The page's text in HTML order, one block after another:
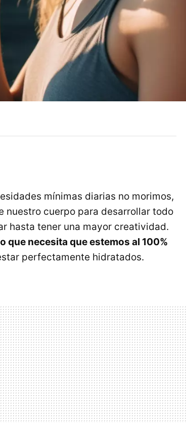
mínimas diarias no morimos,
nuestro cuerpo para desarrollar todo
hasta tener una mayor creatividad.
que necesita que estemos al 100%
perfectamente hidratados.